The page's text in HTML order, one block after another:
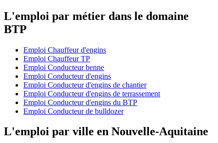
L'emploi par métier dans le domaine
BTP
Emploi Chauffeur d'engins
Emploi Chauffeur TP
Emploi Conducteur benne
Emploi Conducteur d'engins
Emploi Conducteur d'engins de chantier
Emploi Conducteur d'engins de terrassement
Emploi Conducteur d'engins du BTP
Emploi Conducteur de bulldozer
L'emploi par ville en Nouvelle-Aquitaine